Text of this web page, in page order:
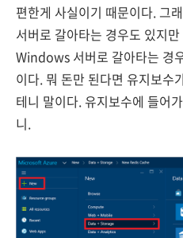
편한게 사실이기 때문이다.
서버로 갈아타는 경우도 있지
Windows 서버로 갈아타는 경
이다. 뭐 돈만 된다면 유지보수
테니 말이다. 유지보수에 들어
니.